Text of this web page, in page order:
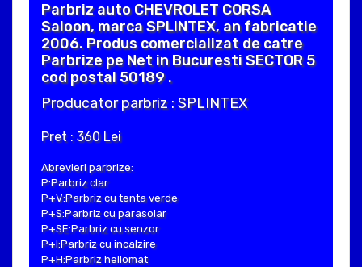
Parbriz auto CHEVROLET CORSA
Saloon, marca SPLINTEX, an fabricatie
2006. Produs comercializat de catre
Parbrize pe Net in Bucuresti SECTOR 5
cod postal 50189 .
Producator parbriz : SPLINTEX
Pret : 360 Lei
Abrevieri parbrize:
P:Parbriz clar
P+V:Parbriz cu tenta verde
P+S:Parbriz cu parasolar
P+SE:Parbriz cu senzor
P+I:Parbriz cu incalzire
P+H:Parbriz heliomat